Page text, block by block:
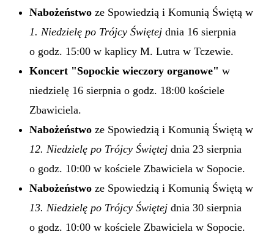
Nabożeństwo ze Spowiedzią i Komunią Świętą w
1. Niedzielę po Trójcy Świętej dnia 16 sierpnia
o godz. 15:00 w kaplicy M. Lutra w Tczewie.
Koncert "Sopockie wieczory organowe" w
niedzielę 16 sierpnia o godz. 18:00 kościele
Zbawiciela.
Nabożeństwo ze Spowiedzią i Komunią Świętą w
12. Niedzielę po Trójcy Świętej dnia 23 sierpnia
o godz. 10:00 w kościele Zbawiciela w Sopocie.
Nabożeństwo ze Spowiedzią i Komunią Świętą w
13. Niedzielę po Trójcy Świętej dnia 30 sierpnia
o godz. 10:00 w kościele Zbawiciela w Sopocie.